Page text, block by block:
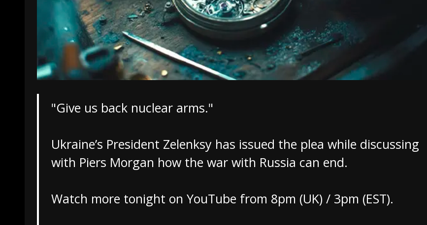
"Give us back nuclear arms."
Ukraine’s President Zelenksy has issued the plea while discussing
with Piers Morgan how the war with Russia can end.
Watch more tonight on YouTube from 8pm (UK) / 3pm (EST).